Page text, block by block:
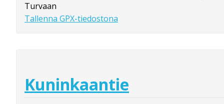
Turvaan
Tallenna GPX-tiedostona
Kuninkaantie